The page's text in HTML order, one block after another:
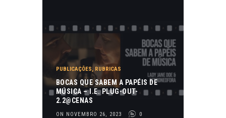
PUBLICAÇÕES, RUBRICAS
BOCAS QUE SABEM A PAPÉIS DE
MÚSICA – I.E. PLUG-OUT-
2.2@CENAS
ON NOVEMBRO 26, 2023 0